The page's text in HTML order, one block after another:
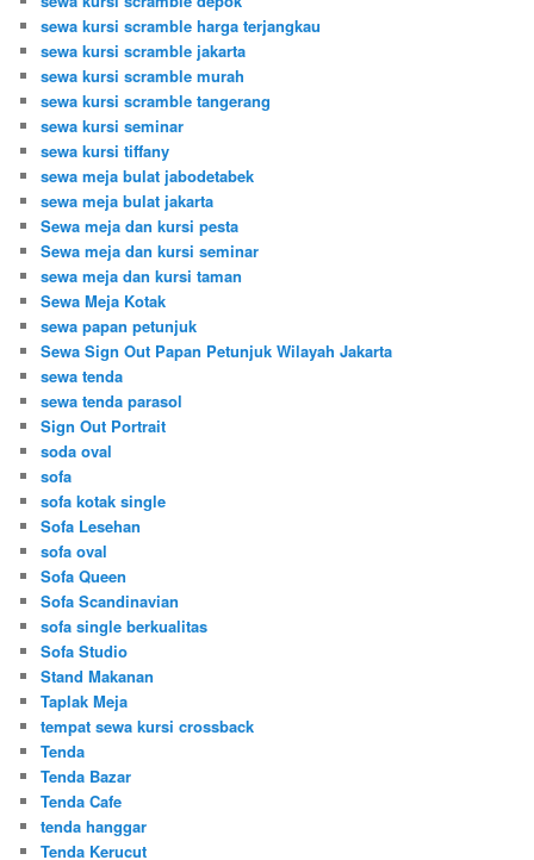
sewa kursi scramble harga terjangkau
sewa kursi scramble jakarta
sewa kursi scramble murah
sewa kursi scramble tangerang
sewa kursi seminar
sewa kursi tiffany
sewa meja bulat jabodetabek
sewa meja bulat jakarta
Sewa meja dan kursi pesta
Sewa meja dan kursi seminar
sewa meja dan kursi taman
Sewa Meja Kotak
sewa papan petunjuk
Sewa Sign Out Papan Petunjuk Wilayah Jakarta
sewa tenda
sewa tenda parasol
Sign Out Portrait
soda oval
sofa
sofa kotak single
Sofa Lesehan
sofa oval
Sofa Queen
Sofa Scandinavian
sofa single berkualitas
Sofa Studio
Stand Makanan
Taplak Meja
tempat sewa kursi crossback
Tenda
Tenda Bazar
Tenda Cafe
tenda hanggar
Tenda Kerucut